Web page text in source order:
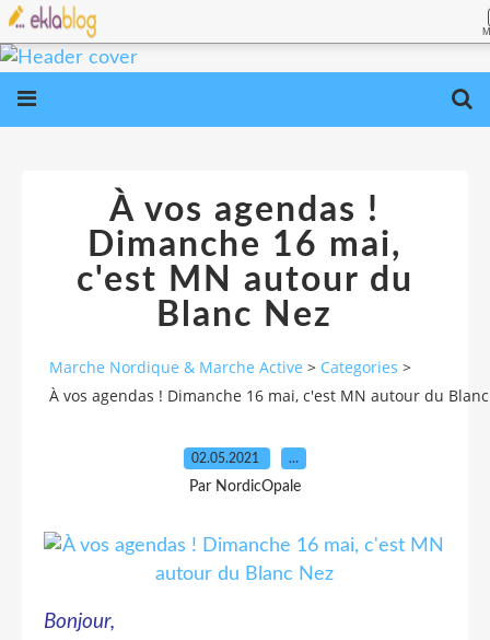
À vos agendas !
Dimanche 16 mai,
c'est MN autour du
Blanc Nez
Marche Nordique & Marche Active > Categories >
À vos agendas ! Dimanche 16 mai, c'est MN autour du
02.05.2021 …
Par NordicOpale
Bonjour,